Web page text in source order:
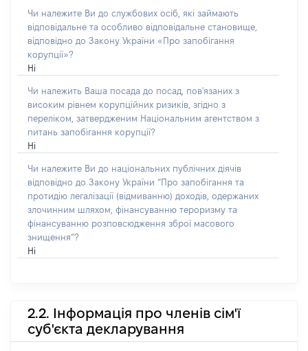
Чи належите Ви до службових осіб, які займають
відповідальне та особливо відповідальне становище,
відповідно до Закону України «Про запобігання
корупції»?
Ні
Чи належить Ваша посада до посад, пов'язаних з
високим рівнем корупційних ризиків, згідно з
переліком, затвердженим Національним агентством з
питань запобігання корупції?
Ні
Чи належите Ви до національних публічних діячів
відповідно до Закону України “Про запобігання та
протидію легалізації (відмиванню) доходів, одержаних
злочинним шляхом, фінансуванню тероризму та
фінансуванню розповсюдження зброї масового
знищення”?
Ні
2.2. Інформація про членів сім'ї
суб'єкта декларування